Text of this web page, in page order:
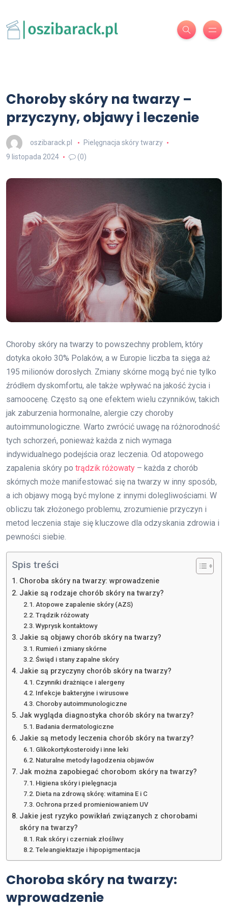
Choroby skóry na twarzy –
przyczyny, objawy i leczenie
oszibarack.pl
Pielęgnacja skóry twarzy
9 listopada 2024
(0)
Choroby skóry na twarzy to powszechny problem, który
dotyka około 30% Polaków, a w Europie liczba ta sięga aż
195 milionów dorosłych. Zmiany skórne mogą być nie tylko
źródłem dyskomfortu, ale także wpływać na jakość życia i
samoocenę. Często są one efektem wielu czynników, takich
jak zaburzenia hormonalne, alergie czy choroby
autoimmunologiczne. Warto zwrócić uwagę na różnorodność
tych schorzeń, ponieważ każda z nich wymaga
indywidualnego podejścia oraz leczenia. Od atopowego
zapalenia skóry po trądzik różowaty – każda z chorób
skórnych może manifestować się na twarzy w inny sposób,
a ich objawy mogą być mylone z innymi dolegliwościami. W
obliczu tak złożonego problemu, zrozumienie przyczyn i
metod leczenia staje się kluczowe dla odzyskania zdrowia i
pewności siebie.
Spis treści
Choroba skóry na twarzy: wprowadzenie
Jakie są rodzaje chorób skóry na twarzy?
Atopowe zapalenie skóry (AZS)
Trądzik różowaty
Wyprysk kontaktowy
Jakie są objawy chorób skóry na twarzy?
Rumień i zmiany skórne
Świąd i stany zapalne skóry
Jakie są przyczyny chorób skóry na twarzy?
Czynniki drażniące i alergeny
Infekcje bakteryjne i wirusowe
Choroby autoimmunologiczne
Jak wygląda diagnostyka chorób skóry na twarzy?
Badania dermatologiczne
Jakie są metody leczenia chorób skóry na twarzy?
Glikokortykosteroidy i inne leki
Naturalne metody łagodzenia objawów
Jak można zapobiegać chorobom skóry na twarzy?
Higiena skóry i pielęgnacja
Dieta na zdrową skórę: witamina E i C
Ochrona przed promieniowaniem UV
Jakie jest ryzyko powikłań związanych z chorobami
skóry na twarzy?
Rak skóry i czerniak złośliwy
Teleangiektazje i hipopigmentacja
Choroba skóry na twarzy:
wprowadzenie